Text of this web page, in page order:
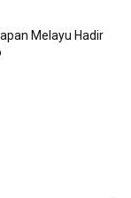
Melayu Hadir